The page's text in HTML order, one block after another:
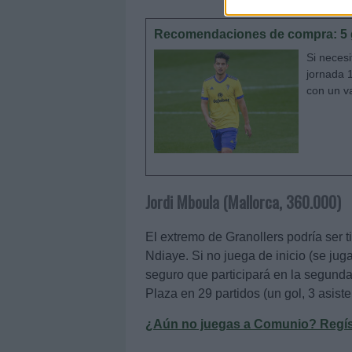
Recomendaciones de compra:
Si
jornada
con un
Jordi Mboula (Mallorca, 360.000)
El extremo de Granollers podría ser
Ndiaye. Si no juega de inicio (se
seguro que participará en la
Plaza en 29 partidos (un gol, 3
¿Aún no juegas a Comunio?